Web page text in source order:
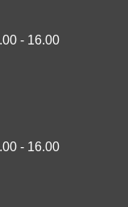
- 16.00
- 16.00